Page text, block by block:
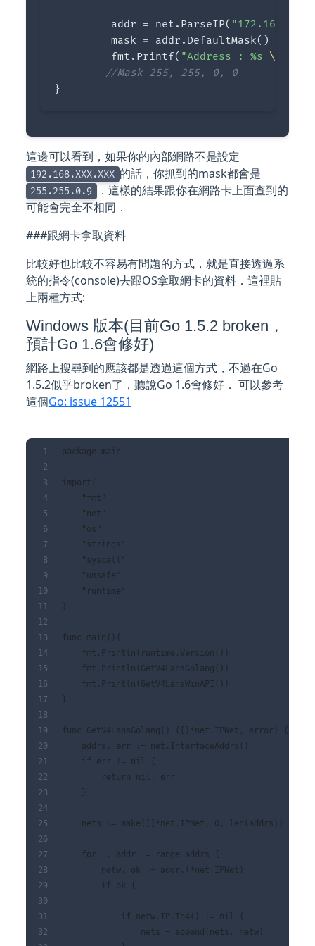
addr = net . ParseIP(
mask
= addr . DefaultMask()
fmt . Printf( "Address : %s \n
//Mask 255, 255, 0, 0
}
這邊可以看到，如果你的內部網路不是設定
192.168.XXX.XXX 的話，你抓到的mask都會是
255.255.0.9 ．這樣的結果跟你在網路卡上面查到的
可能會完全不相同．
###跟網卡拿取資料
比較好也比較不容易有問題的方式，就是直接透過系
統的指令(console)去跟OS拿取網卡的資料．這裡貼
上兩種方式:
Windows 版本(目前Go 1.5.2 broken，
預計Go 1.6會修好)
網路上搜尋到的應該都是透過這個方式，不過在Go
1.5.2似乎broken了，聽說Go 1.6會修好． 可以參考
這個Go: issue 12551
package main
import(
    "fmt"
    "net"
    "os"
    "strings"
    "syscall"
    "unsafe"
    "runtime"
)
func main(){
    fmt.Println(runtime.Version())
    fmt.Println(GetV4LansGolang())
    fmt.Println(GetV4LansWinAPI())
}
func GetV4LansGolang() ([]*net.IPNet, error) {
    addrs, err := net.InterfaceAddrs()
    if err != nil {
        return nil, err
    }
    nets := make([]*net.IPNet, 0, len(addrs))
    for _, addr := range addrs {
        netw, ok := addr.(*net.IPNet)
        if ok {
            if netw.IP.To4() != nil {
                nets = append(nets, netw)